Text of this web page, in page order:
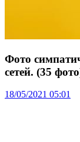
Фото
сетей. (35
18/05/2021 05:01